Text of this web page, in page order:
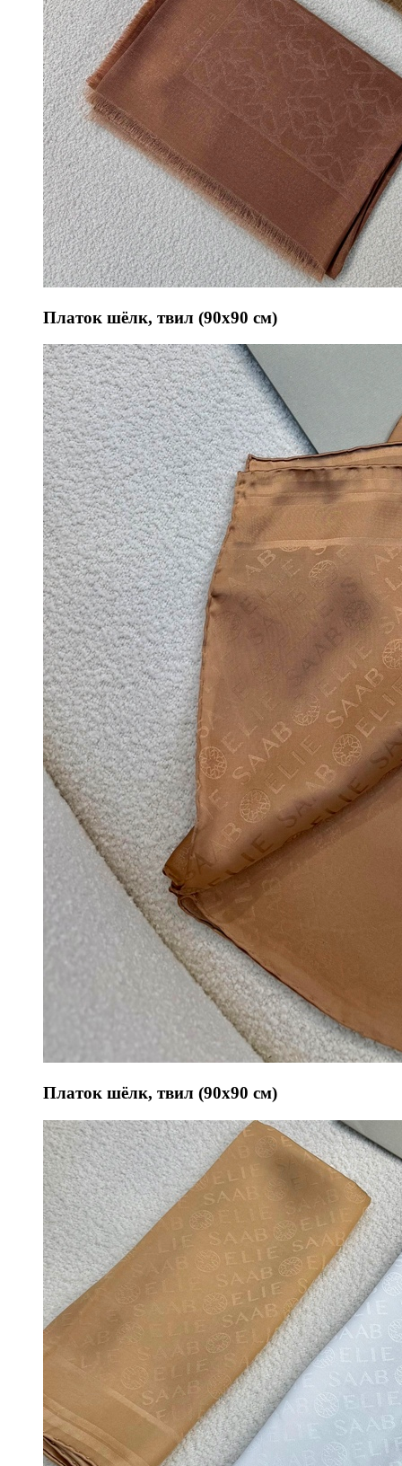
Платок шёлк, твил (90х90 см)
Платок шёлк, твил (90х90 см)